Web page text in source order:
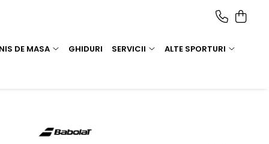
DE MASA GHIDURI SERVICII ALTE SPORTURI